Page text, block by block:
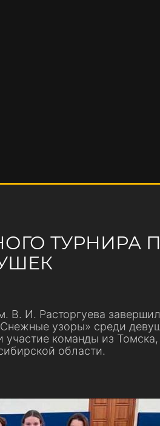
ТУРНИРА
В. И. Расторгуева
узоры» среди
участие команды из Томска,
области.